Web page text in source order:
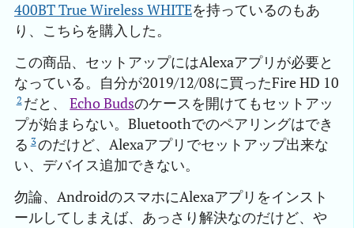
400BT True Wireless WHITEを持っているのもあ
り、こちらを購入した。
この商品、セットアップにはAlexaアプリが必要と
なっている。自分が2019/12/08に買ったFire HD 10
2 だと、Echo Budsのケースを開けてもセットアッ
プが始まらない。Bluetoothでのペアリングはでき
る 3のだけど、Alexaアプリでセットアップ出来な
い、デバイス追加できない。
勿論、AndroidのスマホにAlexaアプリをインスト
ールしてしまえば、あっさり解決なのだけど、や